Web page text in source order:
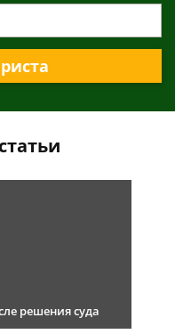
решения суда